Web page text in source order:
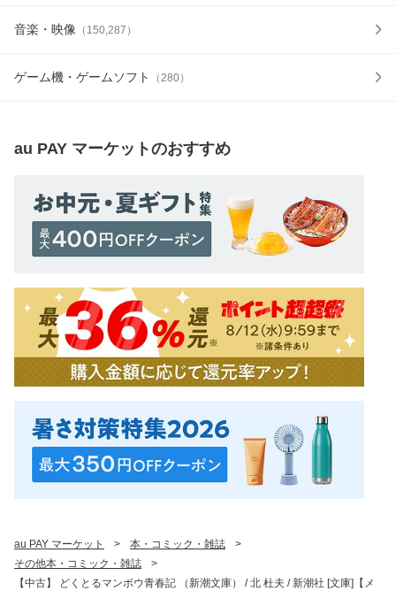
音楽・映像 （ 150,287 ）
ゲーム機・ゲームソフト （280）
au PAY マーケットのおすすめ
au PAY マーケット > 本・コミック・雑誌
>
その他本・コミック・雑誌
>
【中古】 どくとるマンボウ青春記 （新潮文庫） / 北 杜夫 / 新潮社 [文庫]【メ